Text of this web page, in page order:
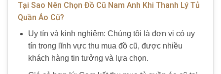
Tại Sao Nên Chọn Đồ Cũ Nam Anh Khi Thanh Lý Tủ
Quần Áo Cũ?
Uy tín và kinh nghiệm: Chúng tôi là đơn vị có uy
tín trong lĩnh vực thu mua đồ cũ, được nhiều
khách hàng tin tưởng và lựa chọn.